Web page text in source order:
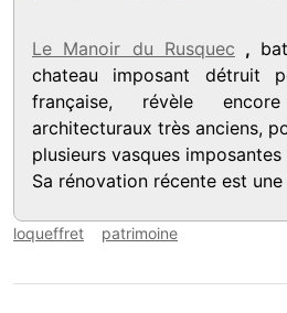
Le Manoir du Rusquec ,
chateau imposant détruit
française, révèle
architecturaux très anciens,
plusieurs vasques imposantes
Sa rénovation récente est
loqueffret patrimoine